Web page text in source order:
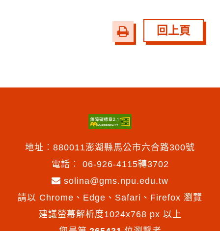
友
善
回上頁
地址︰880011澎湖縣馬公市六合路300號
電話︰ 06-926-4115轉3702
solina@gms.npu.edu.tw
請以 Chrome、Edge、Safari、Firefox 瀏覽
建議螢幕解析度1024x768 px 以上